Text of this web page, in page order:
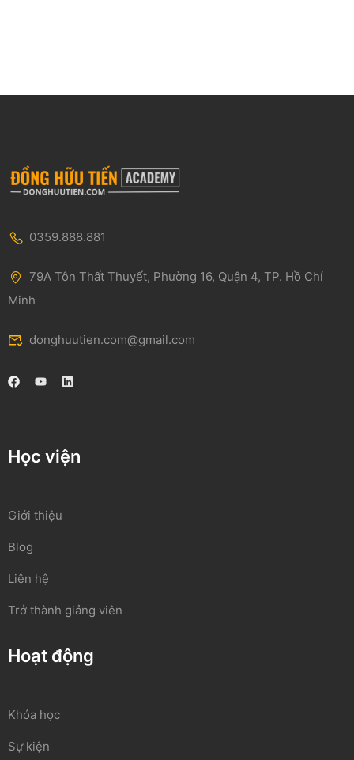
0359.888.881
79A Tôn Thất Thuyết, Phường 16, Quận 4, TP. Hồ Chí
Minh
donghuutien.com@gmail.com
Học viện
Giới thiệu
Blog
Liên hệ
Trở thành giảng viên
Hoạt động
Khóa học
Sự kiện